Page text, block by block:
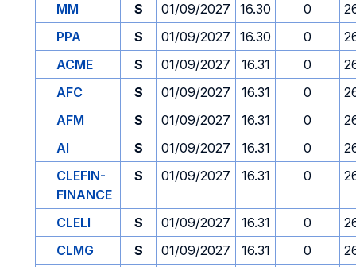
MM
S 01/09/2027 16.30 0
PPA
S 01/09/2027 16.30 0
ACME
S 01/09/2027 16.31 0
AFC
S 01/09/2027 16.31 0
AFM
S 01/09/2027 16.31 0
AI
S 01/09/2027 16.31 0
CLEFIN-
FINANCE
S 01/09/2027 16.31 0
CLELI S 01/09/2027 16.31 0
CLMG
S 01/09/2027 16.31 0